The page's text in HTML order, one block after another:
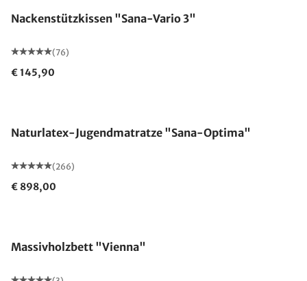
Nackenstützkissen "Sana-Vario 3"
(76)
€ 145,90
Naturlatex-Jugendmatratze "Sana-Optima"
(266)
€ 898,00
Massivholzbett "Vienna"